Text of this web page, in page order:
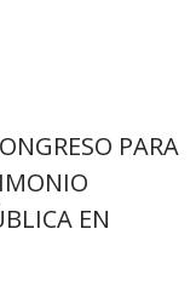
PARA
EN